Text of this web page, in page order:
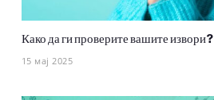
Како да ги проверите вашите извори?
15 мај 2025